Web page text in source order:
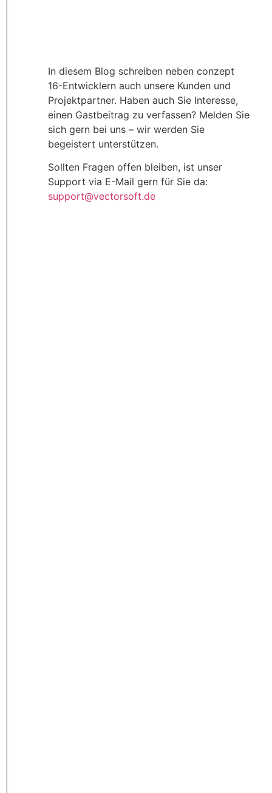
In diesem Blog schreiben neben conzept
16-Entwicklern auch unsere Kunden und
Projektpartner. Haben auch Sie Interesse,
einen Gastbeitrag zu verfassen? Melden Sie
sich gern bei uns – wir werden Sie
begeistert unterstützen.
Sollten Fragen offen bleiben, ist unser
Support via E-Mail gern für Sie da:
support@vectorsoft.de